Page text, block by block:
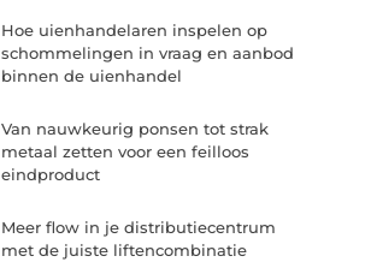
Hoe uienhandelaren inspelen op
schommelingen in vraag en aanbod
binnen de uienhandel
Van nauwkeurig ponsen tot strak
metaal zetten voor een feilloos
eindproduct
Meer flow in je distributiecentrum
met de juiste liftencombinatie